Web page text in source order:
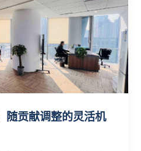
随贡献调整的灵活机